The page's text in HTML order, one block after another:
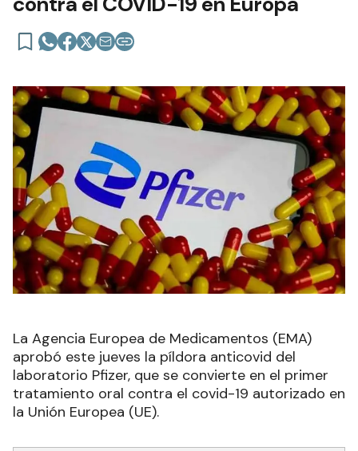
La Agencia Europea de Medicamentos (EMA)
aprobó este jueves la píldora anticovid del
laboratorio Pfizer, que se convierte en el primer
tratamiento oral contra el covid-19 autorizado en
la Unión Europea (UE).